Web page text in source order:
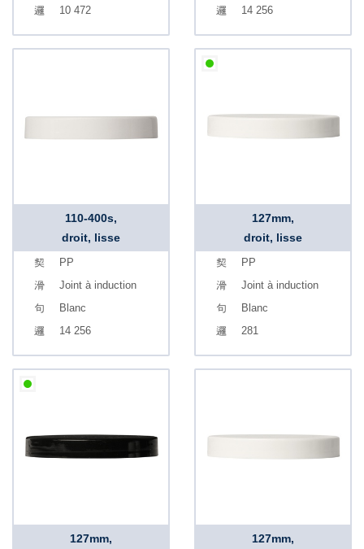
10 472
14 256
110-400s,
droit, lisse
PP
Joint à induction
Blanc
14 256
127mm,
droit, lisse
PP
Joint à induction
Blanc
281
127mm,
127mm,